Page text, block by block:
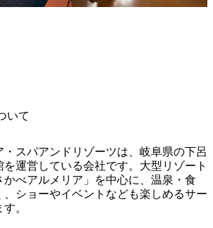
いて
スパアンドリゾーツは、岐阜県の下呂
運営している会社です。大型リゾート
べアルメリア」を中心に、温泉・食
ショーやイベントなども楽しめるサー
。